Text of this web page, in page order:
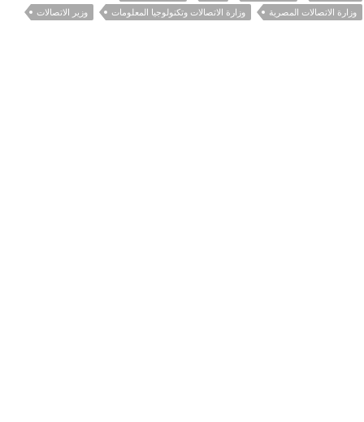
وزارة الاتصالات المصرية
وزارة الاتصالات وتكنولوجيا المعلومات وزير الاتصالات